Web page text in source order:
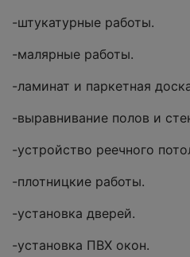
-штукатурные работы.
-малярные работы.
-ламинат и паркетная
-выравнивание полов и
-устройство реечного
-плотницкие работы.
-установка дверей.
-установка ПВХ окон.